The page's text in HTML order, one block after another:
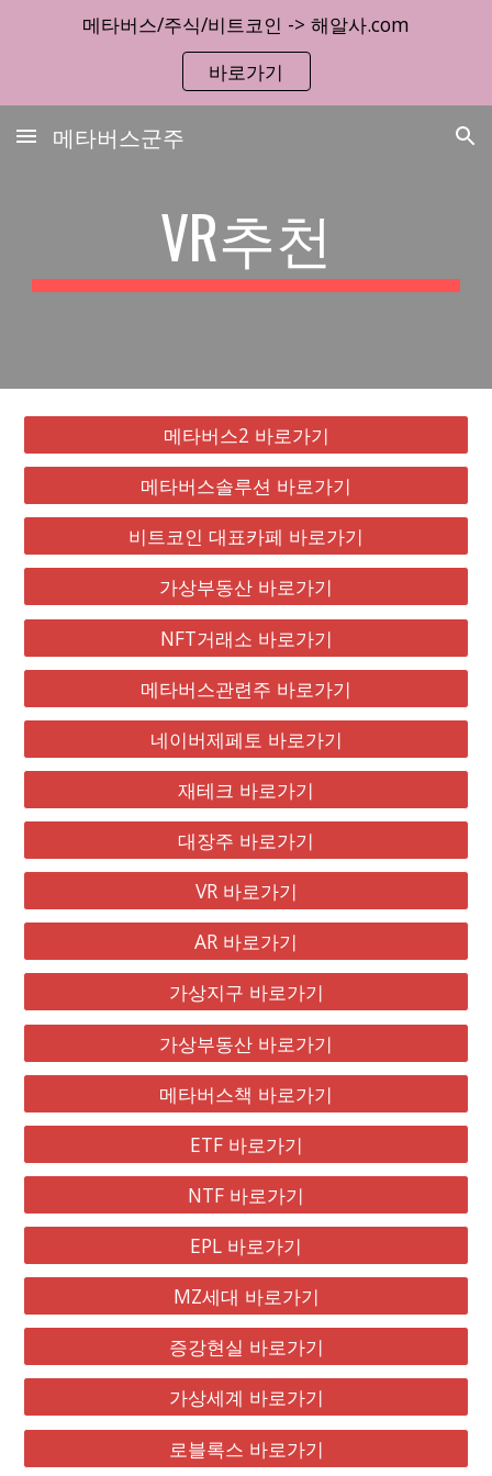
Skip to main content Skip to navigation
메타버스/주식/비트코인 -> 해알사.com
바로가기
메타버스군주
VR추천
메타버스2 바로가기
메타버스솔루션 바로가기
비트코인 대표카페 바로가기
가상부동산 바로가기
NFT거래소 바로가기
메타버스관련주 바로가기
네이버제페토 바로가기
재테크 바로가기
대장주 바로가기
VR 바로가기
AR 바로가기
가상지구 바로가기
가상부동산 바로가기
메타버스책 바로가기
ETF 바로가기
NTF 바로가기
EPL 바로가기
MZ세대 바로가기
증강현실 바로가기
가상세계 바로가기
로블록스 바로가기